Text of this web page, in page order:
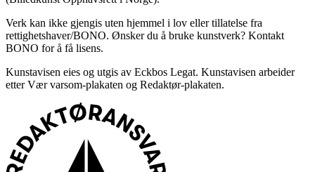
Verk kan ikke gjengis uten hjemmel i lov eller tillatelse fra
rettighetshaver/BONO. Ønsker du å bruke kunstverk? Kontakt
BONO for å få lisens.
Kunstavisen eies og utgis av Eckbos Legat. Kunstavisen arbeider
etter Vær varsom-plakaten og Redaktør-plakaten.